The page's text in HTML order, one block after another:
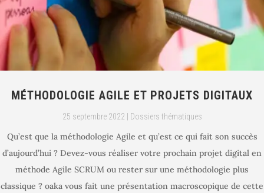
MÉTHODOLOGIE AGILE ET PROJETS DIGITAUX
25 septembre 2022 Dossiers thématiques
Qu’est que la méthodologie Agile et qu’est ce qui fait son succès
d’aujourd’hui ? Devez-vous réaliser votre prochain projet digital en
méthode Agile SCRUM ou rester sur une méthodologie plus
classique ? oaka vous fait une présentation macroscopique de cette